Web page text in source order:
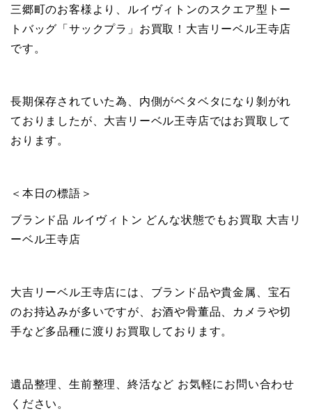
三郷町のお客様より、ルイヴィトンのスクエア型トー
トバッグ「サックプラ」お買取！大吉リーベル王寺店
です。
長期保存されていた為、内側がベタベタになり剝がれ
ておりましたが、大吉リーベル王寺店ではお買取して
おります。
＜本日の標語＞
ブランド品 ルイヴィトン どんな状態でもお買取 大吉リ
ーベル王寺店
大吉リーベル王寺店には、ブランド品や貴金属、宝石
のお持込みが多いですが、お酒や骨董品、カメラや切
手など多品種に渡りお買取しております。
遺品整理、生前整理、終活など お気軽にお問い合わせ
ください。